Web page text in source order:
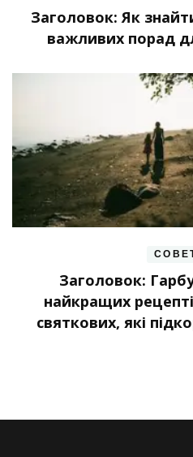
Заголовок: Як
важливих порад
Заголовок:
найкращих
святкових, які